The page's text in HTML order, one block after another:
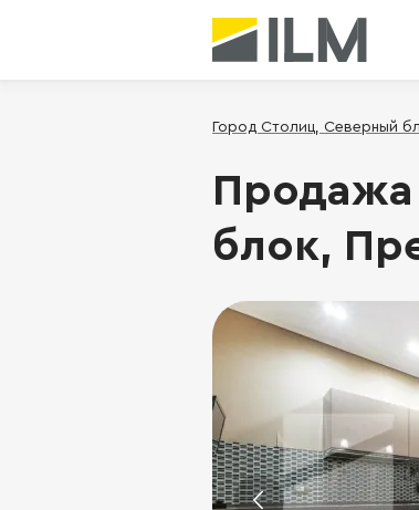
Город Столиц, Северный
блок,